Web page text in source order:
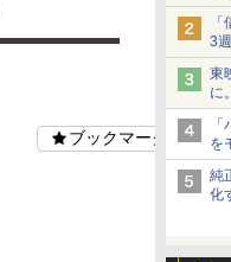
か
3
東
に
を
純
化
ブックマーク